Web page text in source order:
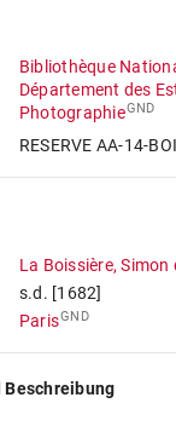
Bibliothèque
Département des
PhotographieGND
RESERVE AA-14-
La Boissière, Simon
s.d. [1682]
ParisGND